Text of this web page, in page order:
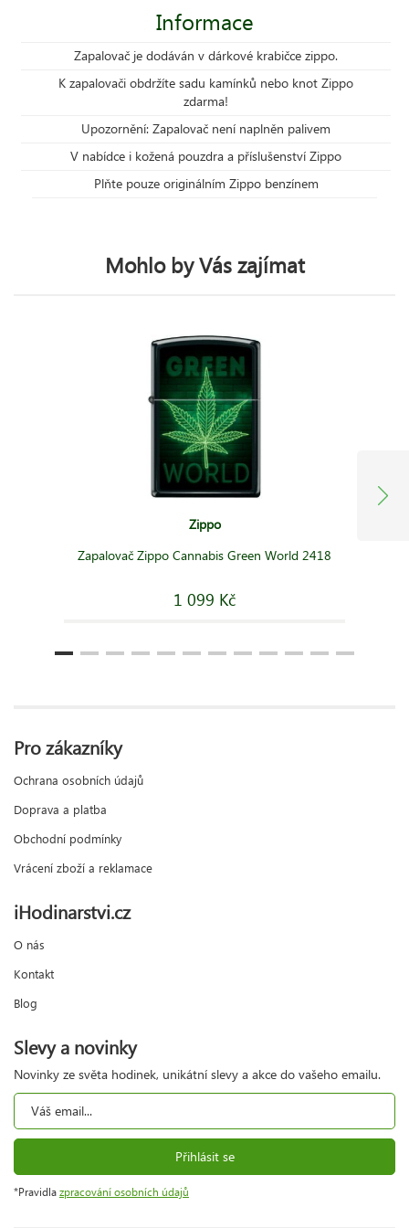
Informace
Zapalovač je dodáván v dárkové krabičce zippo.
K zapalovači obdržíte sadu kamínků nebo knot Zippo
zdarma!
Upozornění: Zapalovač není naplněn palivem
V nabídce i kožená pouzdra a příslušenství Zippo
Plňte pouze originálním Zippo benzínem
Mohlo by Vás zajímat
Zippo
Zapalovač Zippo Cannabis Green World 2418
1 099 Kč
Pro zákazníky
Ochrana osobních údajů
Doprava a platba
Obchodní podmínky
Vrácení zboží a reklamace
iHodinarstvi.cz
O nás
Kontakt
Blog
Slevy a novinky
Novinky ze světa hodinek, unikátní slevy a akce do vašeho emailu.
Přihlásit se
*Pravidla zpracování osobních údajů